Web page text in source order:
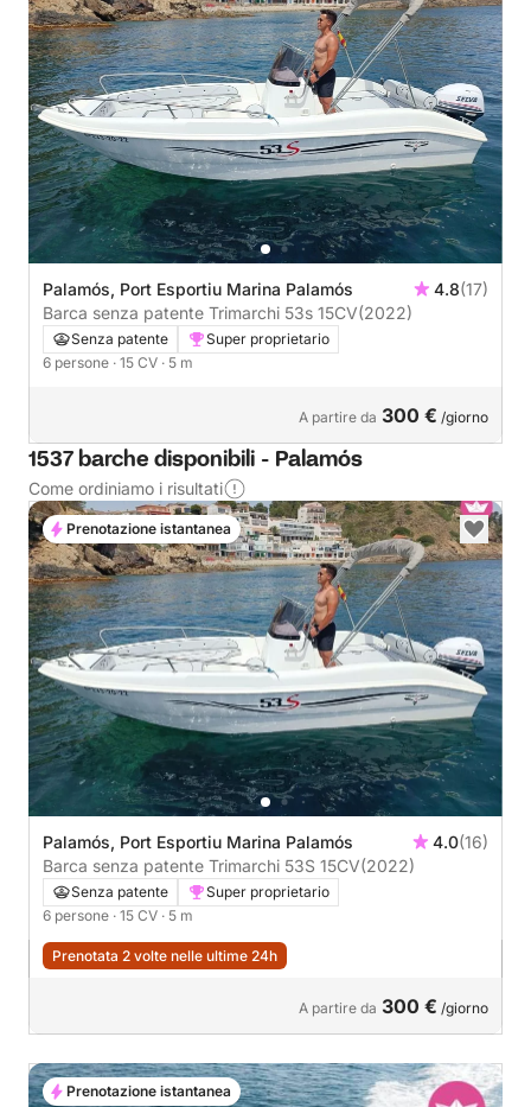
Palamós, Port Esportiu Marina Palamós 4.8(17)
Barca senza patente Trimarchi 53s 15CV(2022)
Senza patente
Super proprietario
6 persone · 15 CV · 5 m
A partire da 300 € /giorno
1537 barche disponibili - Palamós
Come ordiniamo i risultati
Palamós, Port Esportiu Marina Palamós 4.0(16)
Barca senza patente Trimarchi 53S 15CV(2022)
Senza patente
Super proprietario
6 persone · 15 CV · 5 m
Prenotata 2 volte nelle ultime 24h
A partire da 300 € /giorno
Prenotazione istantanea
Prenotazione istantanea